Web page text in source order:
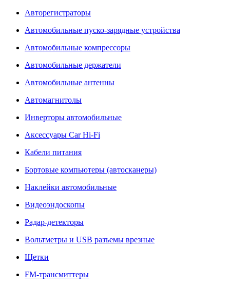
Авторегистраторы
Автомобильные пуско-зарядные устройства
Автомобильные компрессоры
Автомобильные держатели
Автомобильные антенны
Автомагнитолы
Инверторы автомобильные
Аксессуары Car Hi-Fi
Кабели питания
Бортовые компьютеры (автосканеры)
Наклейки автомобильные
Видеоэндоскопы
Радар-детекторы
Вольтметры и USB разъемы врезные
Щетки
FM-трансмиттеры